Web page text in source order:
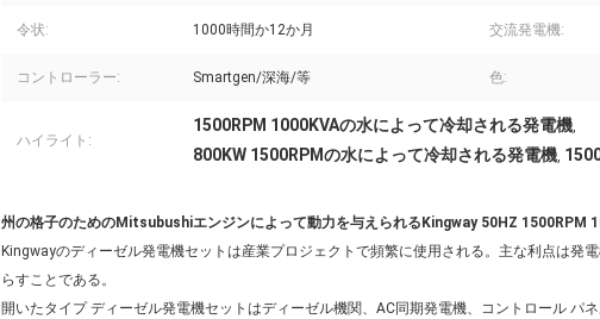
令状: 1000時間か12か月 交流発電機:
コントローラー: Smartgen/深海/等 色:
ハイライト:
1500RPM 1000KVAの水によって冷却される発電機,
800KW 1500RPMの水によって冷却される発電機,
州の格子のためのMitsubushiエンジンによって動力を与えられるKingway 50HZ 1500RPM
Kingwayのディーゼル発電機セットは産業プロジェクトで頻繁に使用される。主な利点は発
らすことである。
開いたタイプ ディーゼル発電機セットはディーゼル機関、AC同期発電機、コントロール パ